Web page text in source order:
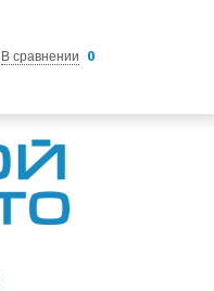
В сравнении 0